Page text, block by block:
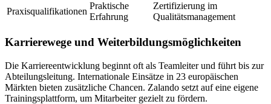
Praxisqualifikationen
Praktische
Erfahrung
Zertifizierung im
Qualitätsmanagement
Karrierewege und Weiterbildungsmöglichkeiten
Die Karriereentwicklung beginnt oft als Teamleiter und führt bis zur
Abteilungsleitung. Internationale Einsätze in 23 europäischen
Märkten bieten zusätzliche Chancen. Zalando setzt auf eine eigene
Trainingsplattform, um Mitarbeiter gezielt zu fördern.